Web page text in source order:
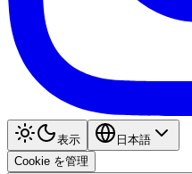
表示
日本語
Cookie を管理